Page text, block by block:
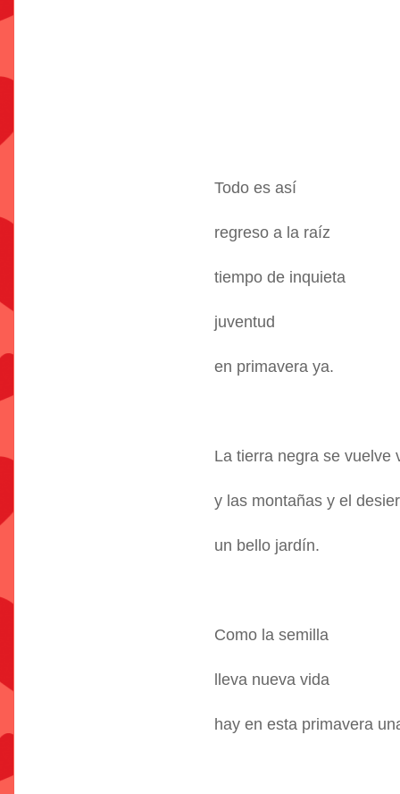
Todo es así
regreso a la raíz
tiempo de inquieta
juventud
en primavera ya.
La tierra negra se vuelve
y las montañas y el
un bello jardín.
Como la semilla
lleva nueva vida
hay en esta primavera